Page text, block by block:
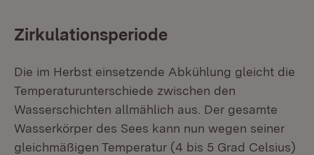
Zirkulationsperiode
Die im Herbst einsetzende Abkühlung gleicht die
Temperaturunterschiede zwischen den
Wasserschichten allmählich aus. Der gesamte
Wasserkörper des Sees kann nun wegen seiner
gleichmäßigen Temperatur (4 bis 5 Grad Celsius)